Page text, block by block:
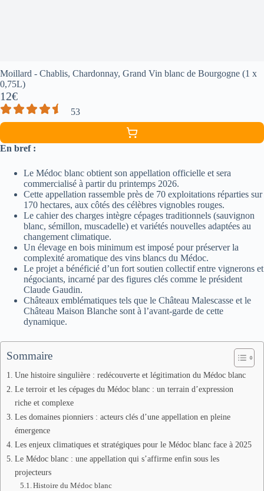
Moillard - Chablis, Chardonnay, Grand Vin blanc de Bourgogne (1 x
0,75L)
12€
53
En bref :
Le Médoc blanc obtient son appellation officielle et sera
commercialisé à partir du printemps 2026.
Cette appellation rassemble près de 70 exploitations réparties sur
170 hectares, aux côtés des célèbres vignobles rouges.
Le cahier des charges intègre cépages traditionnels (sauvignon
blanc, sémillon, muscadelle) et variétés nouvelles adaptées au
changement climatique.
Un élevage en bois minimum est imposé pour préserver la
complexité aromatique des vins blancs du Médoc.
Le projet a bénéficié d’un fort soutien collectif entre vignerons et
négociants, incarné par des figures clés comme le président
Claude Gaudin.
Châteaux emblématiques tels que le Château Malescasse et le
Château Maison Blanche sont à l’avant-garde de cette
dynamique.
Sommaire
Une histoire singulière : redécouverte et légitimation du Médoc blanc
Le terroir et les cépages du Médoc blanc : un terrain d’expression
riche et complexe
Les domaines pionniers : acteurs clés d’une appellation en pleine
émergence
Les enjeux climatiques et stratégiques pour le Médoc blanc face à 2025
Le Médoc blanc : une appellation qui s’affirme enfin sous les
projecteurs
Histoire du Médoc blanc